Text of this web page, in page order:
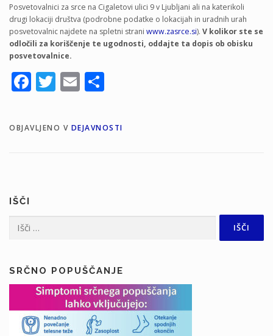
Posvetovalnici za srce na Cigaletovi ulici 9 v Ljubljani ali na katerikoli
drugi lokaciji društva (podrobne podatke o lokacijah in uradnih urah
posvetovalnic najdete na spletni strani www.zasrce.si). V kolikor ste se
odločili za koriščenje te ugodnosti, oddajte ta dopis ob obisku
posvetovalnice.
Facebook
Twitter
Email
OBJAVLJENO V DEJAVNOSTI
IŠČI
SRČNO POPUŠČANJE